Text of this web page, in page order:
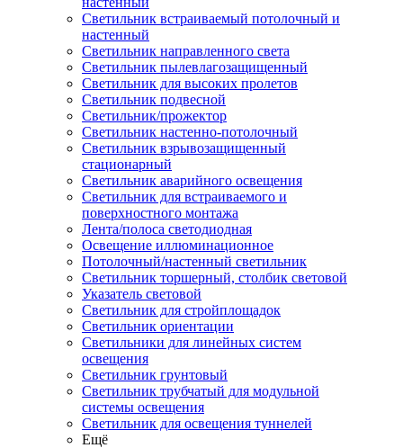
Светильник встраиваемый потолочный и
настенный
Светильник направленного света
Светильник пылевлагозащищенный
Светильник для высоких пролетов
Светильник подвесной
Светильник/прожектор
Светильник настенно-потолочный
Светильник взрывозащищенный
стационарный
Светильник аварийного освещения
Светильник для встраиваемого и
поверхностного монтажа
Лента/полоса светодиодная
Освещение иллюминационное
Потолочный/настенный светильник
Светильник торшерный, столбик световой
Указатель световой
Светильник для стройплощадок
Светильник ориентации
Светильники для линейных систем
освещения
Светильник грунтовый
Светильник трубчатый для модульной
системы освещения
Светильник для освещения туннелей
Ещё